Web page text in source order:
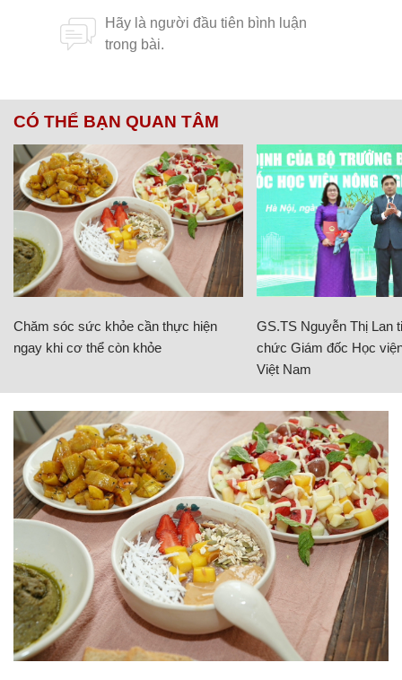
CÓ THỂ BẠN QUAN TÂM
Chăm sóc sức khỏe cần thực hiện
ngay khi cơ thể còn khỏe
GS.TS Nguyễn Thị Lan
chức Giám đốc Học
Việt Nam